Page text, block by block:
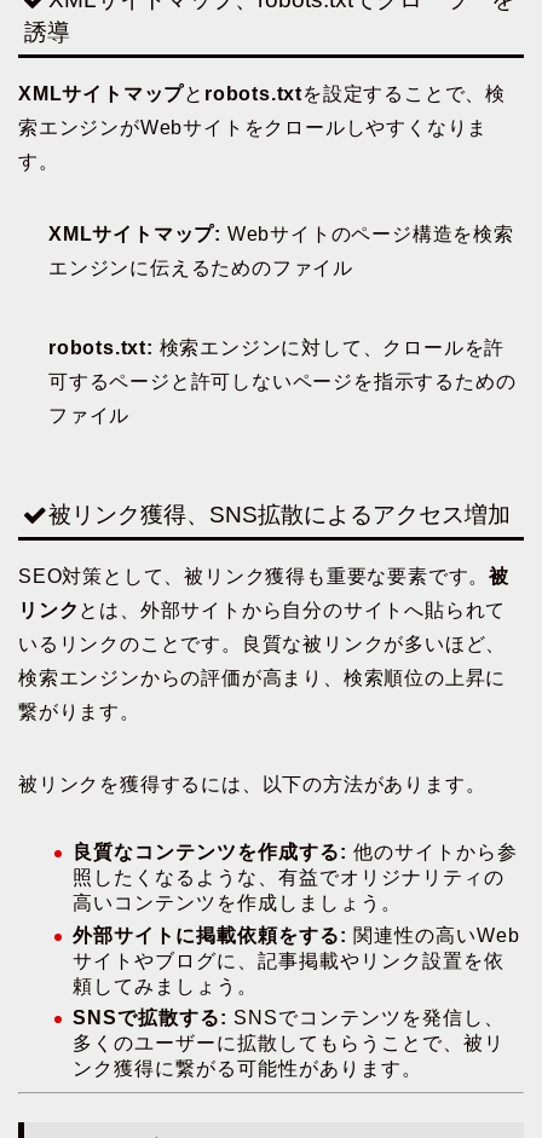
誘導
XMLサイトマップと robots.txtを設定することで、検
索エンジンがWebサイトをクロールしやすくなりま
す。
XMLサイトマップ: Webサイトのページ構造を検索
エンジンに伝えるためのファイル
robots.txt: 検索エンジンに対して、クロールを許
可するページと許可しないページを指示するための
ファイル
被リンク獲得、SNS拡散によるアクセス増加
SEO対策として、被リンク獲得も重要な要素です。被
リンク とは、外部サイトから自分のサイトへ貼られて
いるリンクのことです。良質な被リンクが多いほど、
検索エンジンからの評価が高まり、検索順位の上昇に
繋がります。
被リンクを獲得するには、以下の方法があります。
良質なコンテンツを作成する: 他のサイトから参
照したくなるような、有益でオリジナリティの
高いコンテンツを作成しましょう。
外部サイトに掲載依頼をする: 関連性の高いWeb
サイトやブログに、記事掲載やリンク設置を依
頼してみましょう。
SNSで拡散する: SNSでコンテンツを発信し、
多くのユーザーに拡散してもらうことで、被リ
ンク獲得に繋がる可能性があります。